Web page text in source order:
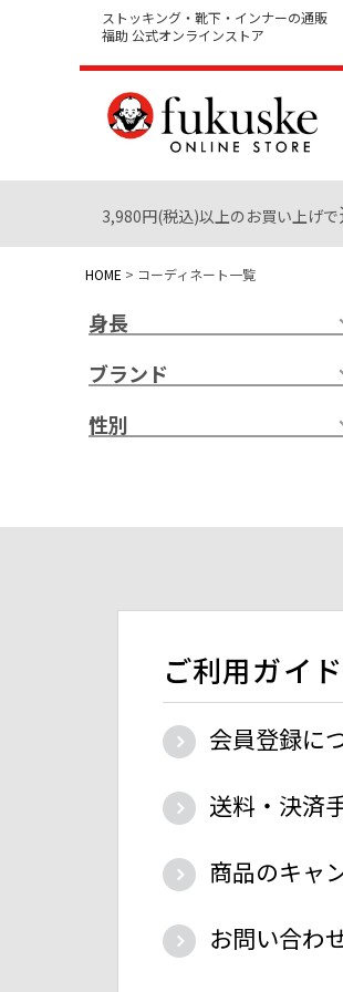
ストッキング・靴下・インナーの通販
福助 公式オンラインストア
3,980円(税込)以上のお買い上げで
HOME コーディネート一覧
身長
ブランド
性別
ご利用ガイド
会員登録に
送料・決済
商品のキャ
お問い合わ